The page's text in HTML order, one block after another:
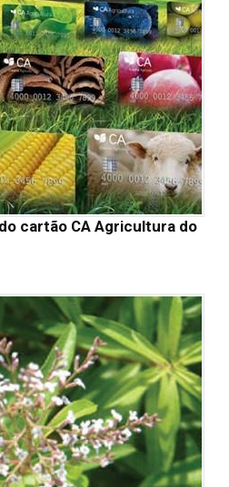
cartão CA Agricultura do